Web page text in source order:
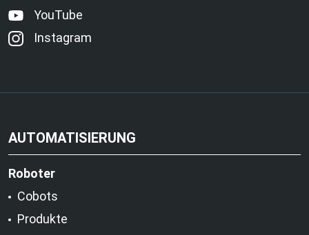
YouTube
Instagram
AUTOMATISIERUNG
Roboter
Cobots
Produkte